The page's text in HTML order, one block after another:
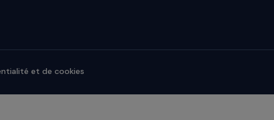
et de cookies